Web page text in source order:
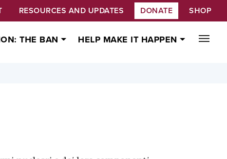
RESOURCES AND UPDATES DONATE SHOP
THE BAN HELP MAKE IT HAPPEN